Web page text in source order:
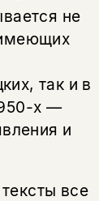
не
так и в
х —
и
все